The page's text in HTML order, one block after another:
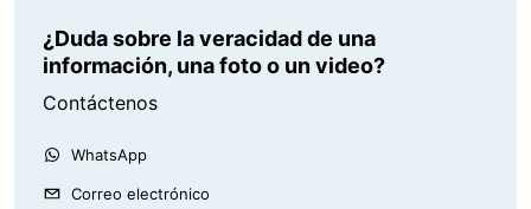
¿Duda sobre la veracidad de una
información, una foto o un video?
Contáctenos
WhatsApp
Correo electrónico